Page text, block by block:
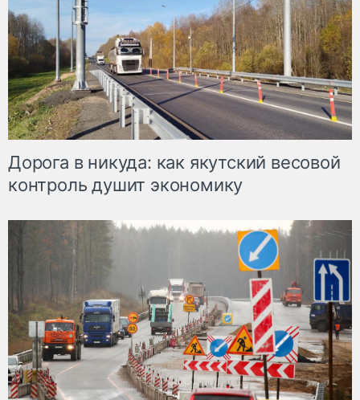
Дорога в никуда: как якутский весовой
контроль душит экономику